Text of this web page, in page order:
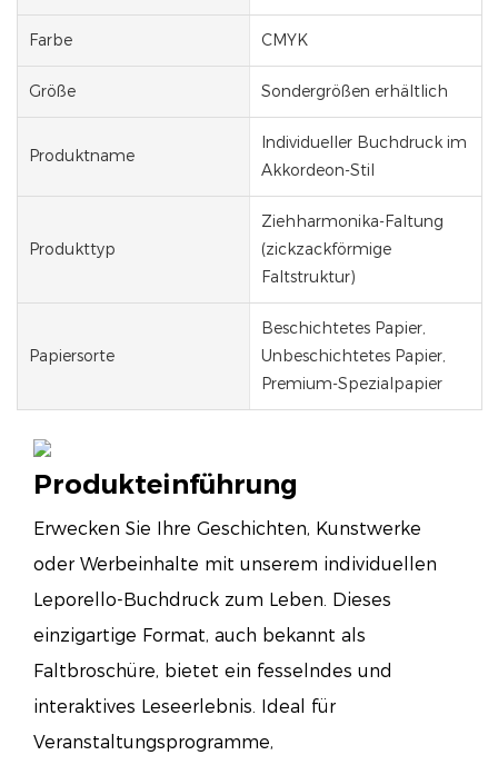
Farbe CMYK
Größe Sondergrößen erhältlich
Produktname
Individueller Buchdruck im
Akkordeon-Stil
Produkttyp
Ziehharmonika-Faltung
(zickzackförmige
Faltstruktur)
Papiersorte
Beschichtetes Papier,
Unbeschichtetes Papier,
Premium-Spezialpapier
Produkteinführung
Erwecken Sie Ihre Geschichten, Kunstwerke
oder Werbeinhalte mit unserem individuellen
Leporello-Buchdruck zum Leben. Dieses
einzigartige Format, auch bekannt als
Faltbroschüre, bietet ein fesselndes und
interaktives Leseerlebnis. Ideal für
Veranstaltungsprogramme,